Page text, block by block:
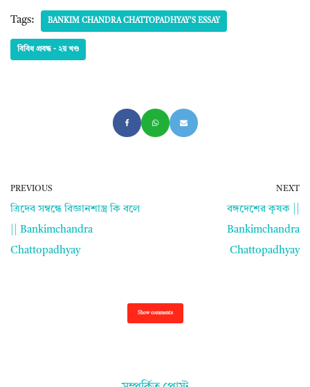
Tags: BANKIM CHANDRA CHATTOPADHYAY'S ESSAY
বিবিধ প্রবন্ধ - ২য় খণ্ড
PREVIOUS
ত্রিদেব সম্বন্ধে বিজ্ঞানশাস্ত্র কি বলে
|| Bankimchandra
Chattopadhyay
NEXT
বঙ্গদেশের কৃষক ||
Bankimchandra
Chattopadhyay
Show comments